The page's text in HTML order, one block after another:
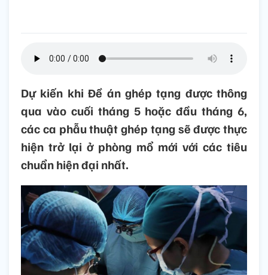
Dự kiến khi Đề án ghép tạng được thông
qua vào cuối tháng 5 hoặc đầu tháng 6,
các ca phẫu thuật ghép tạng sẽ được thực
hiện trở lại ở phòng mổ mới với các tiêu
chuẩn hiện đại nhất.